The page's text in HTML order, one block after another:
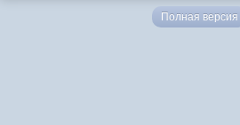
Полная версия